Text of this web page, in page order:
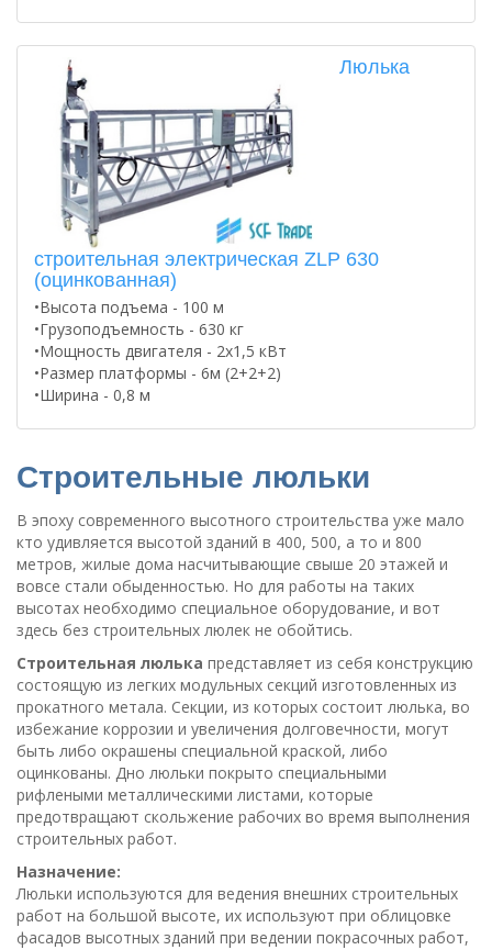
Люлька
строительная электрическая ZLP 630
(оцинкованная)
•Высота подъема - 100 м
•Грузоподъемность - 630 кг
•Мощность двигателя - 2х1,5 кВт
•Размер платформы - 6м (2+2+2)
•Ширина - 0,8 м
Строительные люльки
В эпоху современного высотного строительства уже мало
кто удивляется высотой зданий в 400, 500, а то и 800
метров, жилые дома насчитывающие свыше 20 этажей и
вовсе стали обыденностью. Но для работы на таких
высотах необходимо специальное оборудование, и вот
здесь без строительных люлек не обойтись.
Строительная люлька представляет из себя конструкцию
состоящую из легких модульных секций изготовленных из
прокатного метала. Секции, из которых состоит люлька, во
избежание коррозии и увеличения долговечности, могут
быть либо окрашены специальной краской, либо
оцинкованы. Дно люльки покрыто специальными
рифлеными металлическими листами, которые
предотвращают скольжение рабочих во время выполнения
строительных работ.
Назначение:
Люльки используются для ведения внешних строительных
работ на большой высоте, их используют при облицовке
фасадов высотных зданий при ведении покрасочных работ,